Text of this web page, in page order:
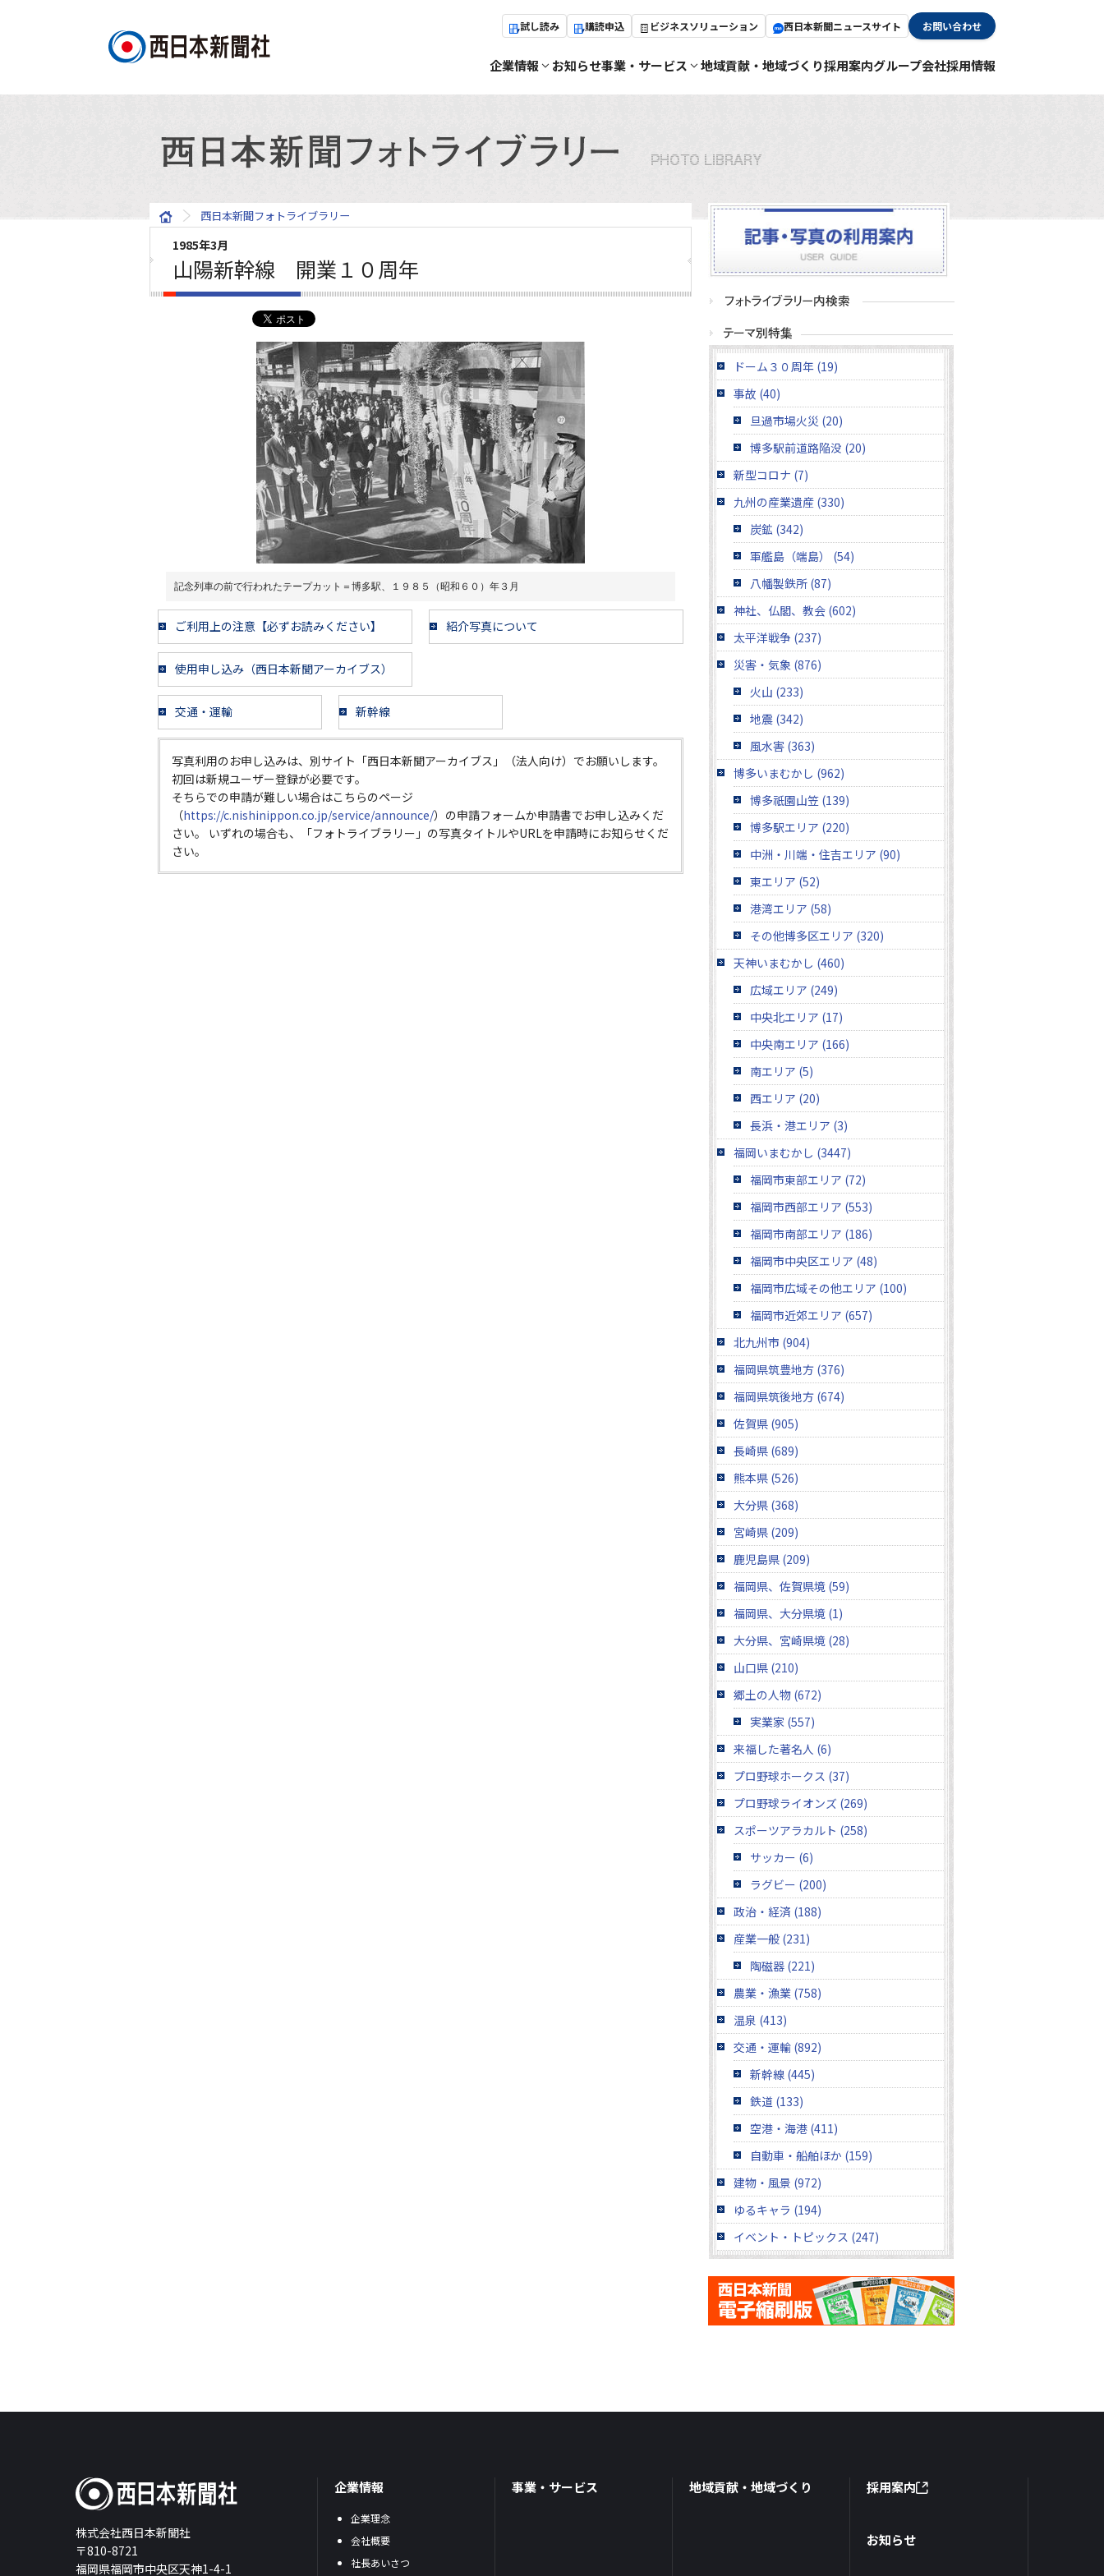
試し読み 購読申込 ビジネスソリューション 西日本新聞ニュースサイト お問い合わせ
企業情報 お知らせ事業・サービス 地域貢献・地域づくり採用案内グループ会社採用情報
西日本新聞フォトライブラリー
1985年3月
山陽新幹線 開業１０周年
記念列車の前で行われたテープカット＝博多駅、１９８５（昭和６０）年３月
ご利用上の注意【必ずお読みください】 紹介写真について
使用申し込み（西日本新聞アーカイブス）
交通・運輸 新幹線
写真利用のお申し込みは、別サイト「西日本新聞アーカイブス」（法人向け）でお願いします。
初回は新規ユーザー登録が必要です。
そちらでの申請が難しい場合はこちらのページ
（https://c.nishinippon.co.jp/service/announce/）の申請フォームか申請書でお申し込みくだ
さい。 いずれの場合も、「フォトライブラリー」の写真タイトルやURLを申請時にお知らせくだ
さい。
ドーム３０周年 (19)
事故 (40)
旦過市場火災 (20)
博多駅前道路陥没 (20)
新型コロナ (7)
九州の産業遺産 (330)
炭鉱 (342)
軍艦島（端島） (54)
八幡製鉄所 (87)
神社、仏閣、教会 (602)
太平洋戦争 (237)
災害・気象 (876)
火山 (233)
地震 (342)
風水害 (363)
博多いまむかし (962)
博多祇園山笠 (139)
博多駅エリア (220)
中洲・川端・住吉エリア (90)
東エリア (52)
港湾エリア (58)
その他博多区エリア (320)
天神いまむかし (460)
広域エリア (249)
中央北エリア (17)
中央南エリア (166)
南エリア (5)
西エリア (20)
長浜・港エリア (3)
福岡いまむかし (3447)
福岡市東部エリア (72)
福岡市西部エリア (553)
福岡市南部エリア (186)
福岡市中央区エリア (48)
福岡市広域その他エリア (100)
福岡市近郊エリア (657)
北九州市 (904)
福岡県筑豊地方 (376)
福岡県筑後地方 (674)
佐賀県 (905)
長崎県 (689)
熊本県 (526)
大分県 (368)
宮崎県 (209)
鹿児島県 (209)
福岡県、佐賀県境 (59)
福岡県、大分県境 (1)
大分県、宮崎県境 (28)
山口県 (210)
郷土の人物 (672)
実業家 (557)
来福した著名人 (6)
プロ野球ホークス (37)
プロ野球ライオンズ (269)
スポーツアラカルト (258)
サッカー (6)
ラグビー (200)
政治・経済 (188)
産業一般 (231)
陶磁器 (221)
農業・漁業 (758)
温泉 (413)
交通・運輸 (892)
新幹線 (445)
鉄道 (133)
空港・海港 (411)
自動車・船舶ほか (159)
建物・風景 (972)
ゆるキャラ (194)
イベント・トピックス (247)
株式会社西日本新聞社
〒810-8721
福岡県福岡市中央区天神1-4-1
企業情報
企業理念
会社概要
社長あいさつ
事業・サービス 地域貢献・地域づくり 採用案内
お知らせ